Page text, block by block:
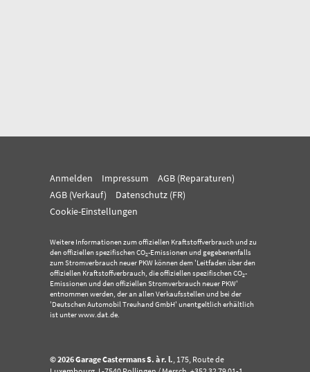
Anmelden Impressum
AGB (Reparaturen)
AGB (Verkauf)
Datenschutz (FR)
Cookie-Einstellungen
Weitere Informationen zum offiziellen Kraftstoffverbrauch und zu
den offiziellen spezifischen CO2-Emissionen und gegebenenfalls
zum Stromverbrauch neuer PKW können dem 'Leitfaden über den
offiziellen Kraftstoffverbrauch, die offiziellen spezifischen CO2-
Emissionen und den offiziellen Stromverbrauch neuer PKW'
entnommen werden, der an allen Verkaufsstellen und bei der
'Deutschen Automobil Treuhand GmbH' unentgeltlich erhältlich
ist unter www.dat.de.
© 2026Garage Castermans S. à r. l., 175, Route de